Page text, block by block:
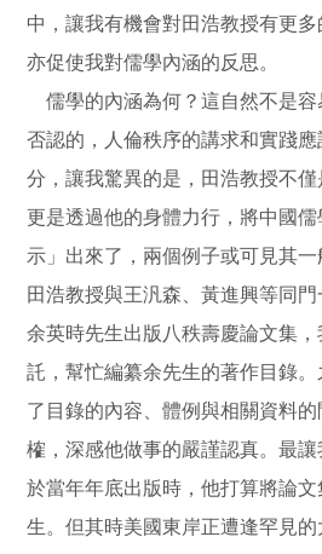
中，讓我有機會對田浩教授有更
亦促使我對儒學內涵的反思。
儒學的內涵為何？這自然不是容
否認的，人倫秩序的講求和實踐
分，讓我驚異的是，田浩教授不僅
更是透過他的身體力行，將中國
示」出來了，兩個例子或可見其一
田浩教授與王汎森、黃進興等同
余英時先生出版八秩壽慶論文集
託，幫忙編纂余先生的著作目錄
了目錄的內容、體例與相關資料
榷，深感他做事的嚴謹認真。最
於當年年底出版時，他打算將論
生。但其時美國東岸正遭逢罕見